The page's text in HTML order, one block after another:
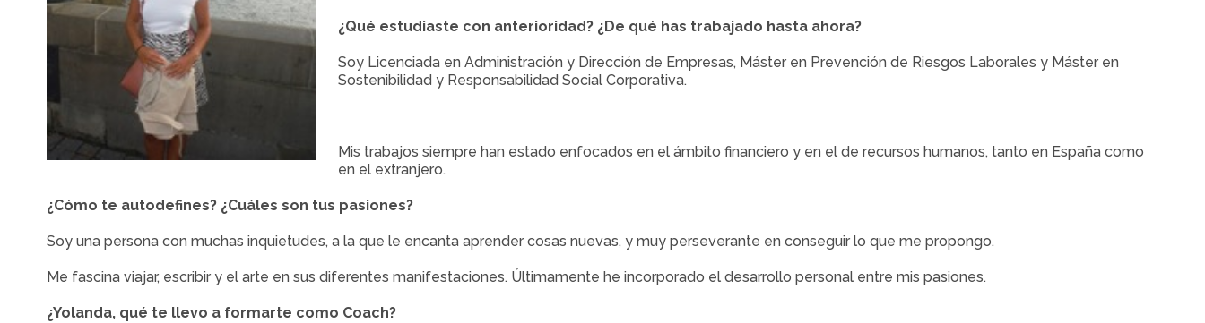
¿Qué estudiaste con anterioridad? ¿De qué has trabajado hasta ahora?
Soy Licenciada en Administración y Dirección de Empresas, Máster en Prevención de Riesgos Laborales y Máster en
Sostenibilidad y Responsabilidad Social Corporativa.
Mis trabajos siempre han estado enfocados en el ámbito financiero y en el de recursos humanos, tanto en España como
en el extranjero.
¿Cómo te autodefines? ¿Cuáles son tus pasiones?
Soy una persona con muchas inquietudes, a la que le encanta aprender cosas nuevas, y muy perseverante en conseguir lo que me propongo.
Me fascina viajar, escribir y el arte en sus diferentes manifestaciones. Últimamente he incorporado el desarrollo personal entre mis pasiones.
¿Yolanda, qué te llevo a formarte como Coach?